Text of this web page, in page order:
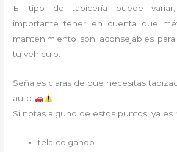
El tipo de tapicería puede
importante tener en cuenta que
mantenimiento son aconsejables
tu vehículo.
Señales claras de que necesitas
auto
Si notas alguno de estos puntos, ya
tela colgando